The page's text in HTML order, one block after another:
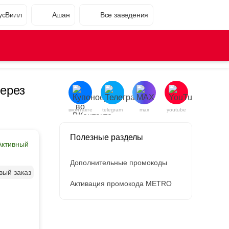
Ашан Все заведения
заказ
вконтакте telegram max youtube
Полезные разделы
Дополнительные промокоды
Активация промокода METRO